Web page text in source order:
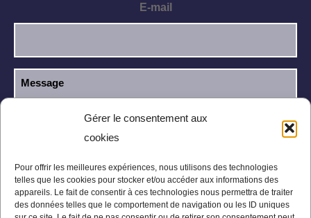
Gérer le consentement aux
cookies
Pour offrir les meilleures expériences, nous utilisons des technologies
telles que les cookies pour stocker et/ou accéder aux informations des
appareils. Le fait de consentir à ces technologies nous permettra de traiter
des données telles que le comportement de navigation ou les ID uniques
E-mail
J’ai lu et j’accepte la
confidentialité.